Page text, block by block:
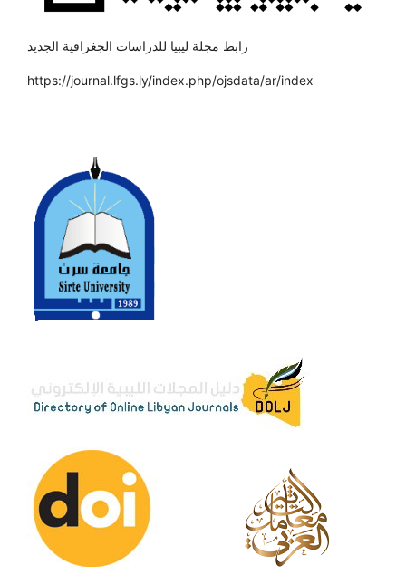
رابط مجلة ليبيا للدراسات الجغرافية الجديد
https://journal.lfgs.ly/index.php/ojsdata/ar/index